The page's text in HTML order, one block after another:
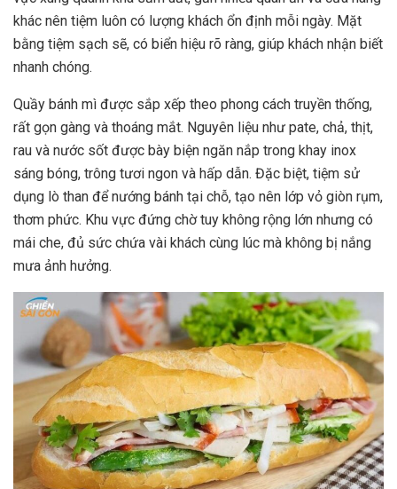
khác nên tiệm luôn có lượng khách ổn định mỗi ngày. Mặt
bằng tiệm sạch sẽ, có biển hiệu rõ ràng, giúp khách nhận biết
nhanh chóng.
Quầy bánh mì được sắp xếp theo phong cách truyền thống,
rất gọn gàng và thoáng mắt. Nguyên liệu như pate, chả, thịt,
rau và nước sốt được bày biện ngăn nắp trong khay inox
sáng bóng, trông tươi ngon và hấp dẫn. Đặc biệt, tiệm sử
dụng lò than để nướng bánh tại chỗ, tạo nên lớp vỏ giòn rụm,
thơm phức. Khu vực đứng chờ tuy không rộng lớn nhưng có
mái che, đủ sức chứa vài khách cùng lúc mà không bị nắng
mưa ảnh hưởng.